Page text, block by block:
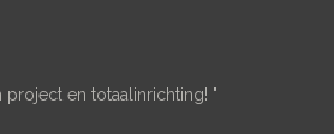
project en totaalinrichting! "